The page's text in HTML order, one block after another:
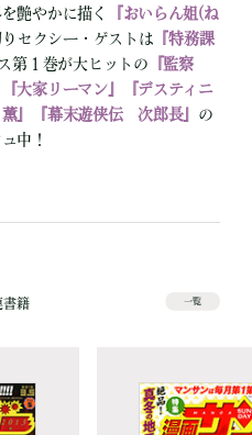
艶やかに描く
『おいらん姐(ね
セクシー・ゲストは 『特務課
第１巻が大ヒットの 『監察
『大家リーマン』『デスティニ
』『幕末遊侠伝 次郎長』 の
中！
書籍 一覧